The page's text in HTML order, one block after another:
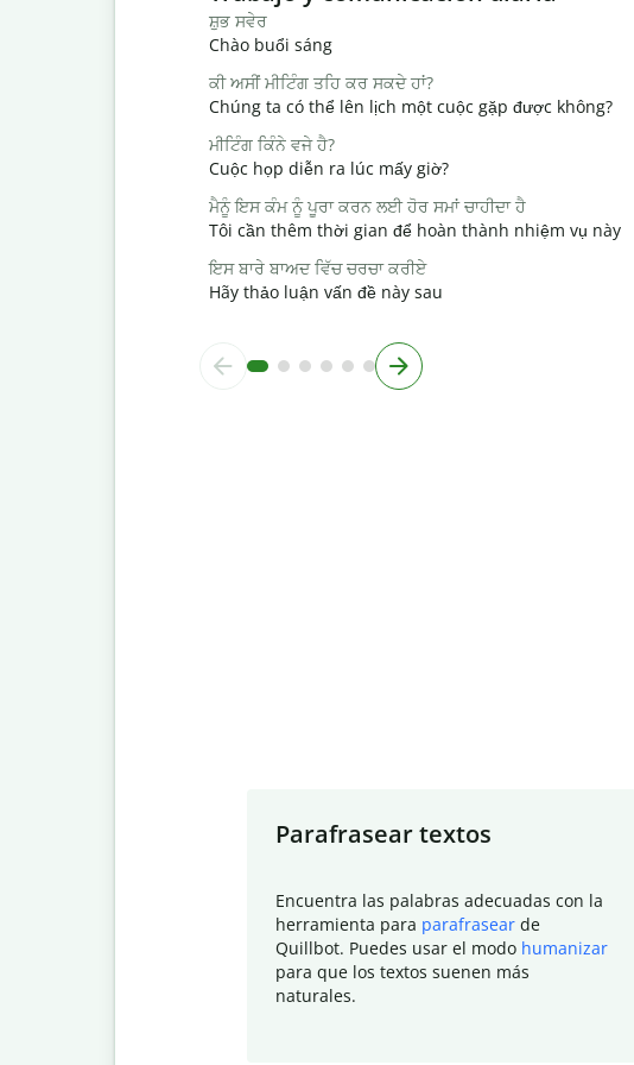
ਸ਼ੁਭ ਸਵੇਰ
Chào buổi sáng
ਕੀ ਅਸੀਂ ਮੀਟਿੰਗ ਤਹਿ ਕਰ ਸਕਦੇ ਹਾਂ?
Chúng ta có thể lên lịch một cuộc gặp được không?
ਮੀਟਿੰਗ ਕਿੰਨੇ ਵਜੇ ਹੈ?
Cuộc họp diễn ra lúc mấy giờ?
ਮੈਨੂੰ ਇਸ ਕੰਮ ਨੂੰ ਪੂਰਾ ਕਰਨ ਲਈ ਹੋਰ ਸਮਾਂ ਚਾਹੀਦਾ ਹੈ
Tôi cần thêm thời gian để hoàn thành nhiệm vụ này
ਇਸ ਬਾਰੇ ਬਾਅਦ ਵਿੱਚ ਚਰਚਾ ਕਰੀਏ
Hãy thảo luận vấn đề này sau
Parafrasear textos
Encuentra las palabras adecuadas con la
herramienta para parafrasear de
Quillbot. Puedes usar el modo humanizar
para que los textos suenen más
naturales.